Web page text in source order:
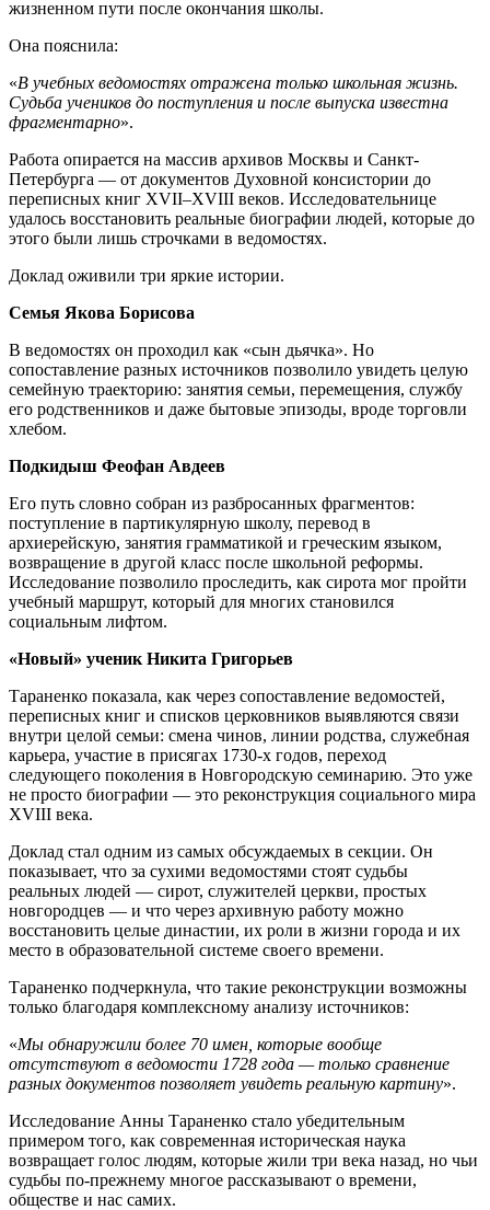
жизненном пути после окончания школы.
Она пояснила:
«В учебных ведомостях отражена только школьная жизнь.
Судьба учеников до поступления и после выпуска известна
фрагментарно».
Работа опирается на массив архивов Москвы и Санкт-
Петербурга — от документов Духовной консистории до
переписных книг XVII–XVIII веков. Исследовательнице
удалось восстановить реальные биографии людей, которые до
этого были лишь строчками в ведомостях.
Доклад оживили три яркие истории.
Семья Якова Борисова
В ведомостях он проходил как «сын дьячка». Но
сопоставление разных источников позволило увидеть целую
семейную траекторию: занятия семьи, перемещения, службу
его родственников и даже бытовые эпизоды, вроде торговли
хлебом.
Подкидыш Феофан Авдеев
Его путь словно собран из разбросанных фрагментов:
поступление в партикулярную школу, перевод в
архиерейскую, занятия грамматикой и греческим языком,
возвращение в другой класс после школьной реформы.
Исследование позволило проследить, как сирота мог пройти
учебный маршрут, который для многих становился
социальным лифтом.
«Новый» ученик Никита Григорьев
Тараненко показала, как через сопоставление ведомостей,
переписных книг и списков церковников выявляются связи
внутри целой семьи: смена чинов, линии родства, служебная
карьера, участие в присягах 1730-х годов, переход
следующего поколения в Новгородскую семинарию. Это уже
не просто биографии — это реконструкция социального мира
XVIII века.
Доклад стал одним из самых обсуждаемых в секции. Он
показывает, что за сухими ведомостями стоят судьбы
реальных людей — сирот, служителей церкви, простых
новгородцев — и что через архивную работу можно
восстановить целые династии, их роли в жизни города и их
место в образовательной системе своего времени.
Тараненко подчеркнула, что такие реконструкции возможны
только благодаря комплексному анализу источников:
«Мы обнаружили более 70 имен, которые вообще
отсутствуют в ведомости 1728 года — только сравнение
разных документов позволяет увидеть реальную картину».
Исследование Анны Тараненко стало убедительным
примером того, как современная историческая наука
возвращает голос людям, которые жили три века назад, но чьи
судьбы по-прежнему многое рассказывают о времени,
обществе и нас самих.